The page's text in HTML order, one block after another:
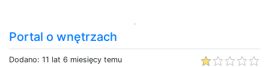
Portal o wnętrzach
Dodano: 11 lat 6 miesięcy temu